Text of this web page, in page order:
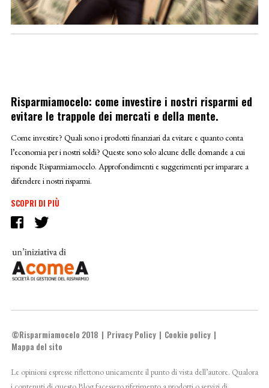
Risparmiamocelo: come investire i nostri risparmi ed
evitare le trappole dei mercati e della mente.
Come investire? Quali sono i prodotti finanziari da evitare e quanto conta
l’economia per i nostri soldi? Queste sono solo alcune delle domande a cui
risponde Risparmiamocelo. Approfondimenti e suggerimenti per imparare a
difendere i nostri risparmi.
SCOPRI DI PIÙ
©Risparmiamocelo 2018 Privacy Policy
Cookie policy
Mappa del sito
Le opinioni espresse riflettono unicamente il punto di vista dell’autore. Qualora